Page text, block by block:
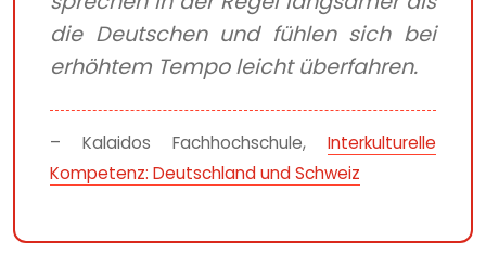
die Deutschen und fühlen sich bei
erhöhtem Tempo leicht überfahren.
– Kalaidos Fachhochschule, Interkulturelle
Kompetenz: Deutschland und Schweiz